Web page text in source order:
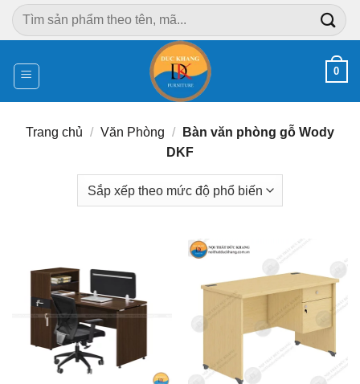
Chuyển
đến
dung
Tìm
kiếm:
0
Trang chủ / Văn Phòng /
Bàn văn phòng gỗ Wody
DKF